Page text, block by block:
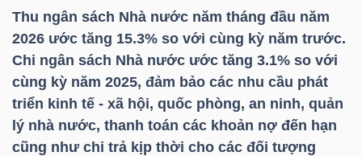
Thu ngân sách Nhà nước năm tháng đầu năm
2026 ước tăng 15.3% so với cùng kỳ năm trước.
Chi ngân sách Nhà nước ước tăng 3.1% so với
cùng kỳ năm 2025, đảm bảo các nhu cầu phát
triển kinh tế - xã hội, quốc phòng, an ninh, quản
lý nhà nước, thanh toán các khoản nợ đến hạn
cũng như chi trả kịp thời cho các đối tượng
NGHIỆP
BẤT
ĐỘNG
SẢN